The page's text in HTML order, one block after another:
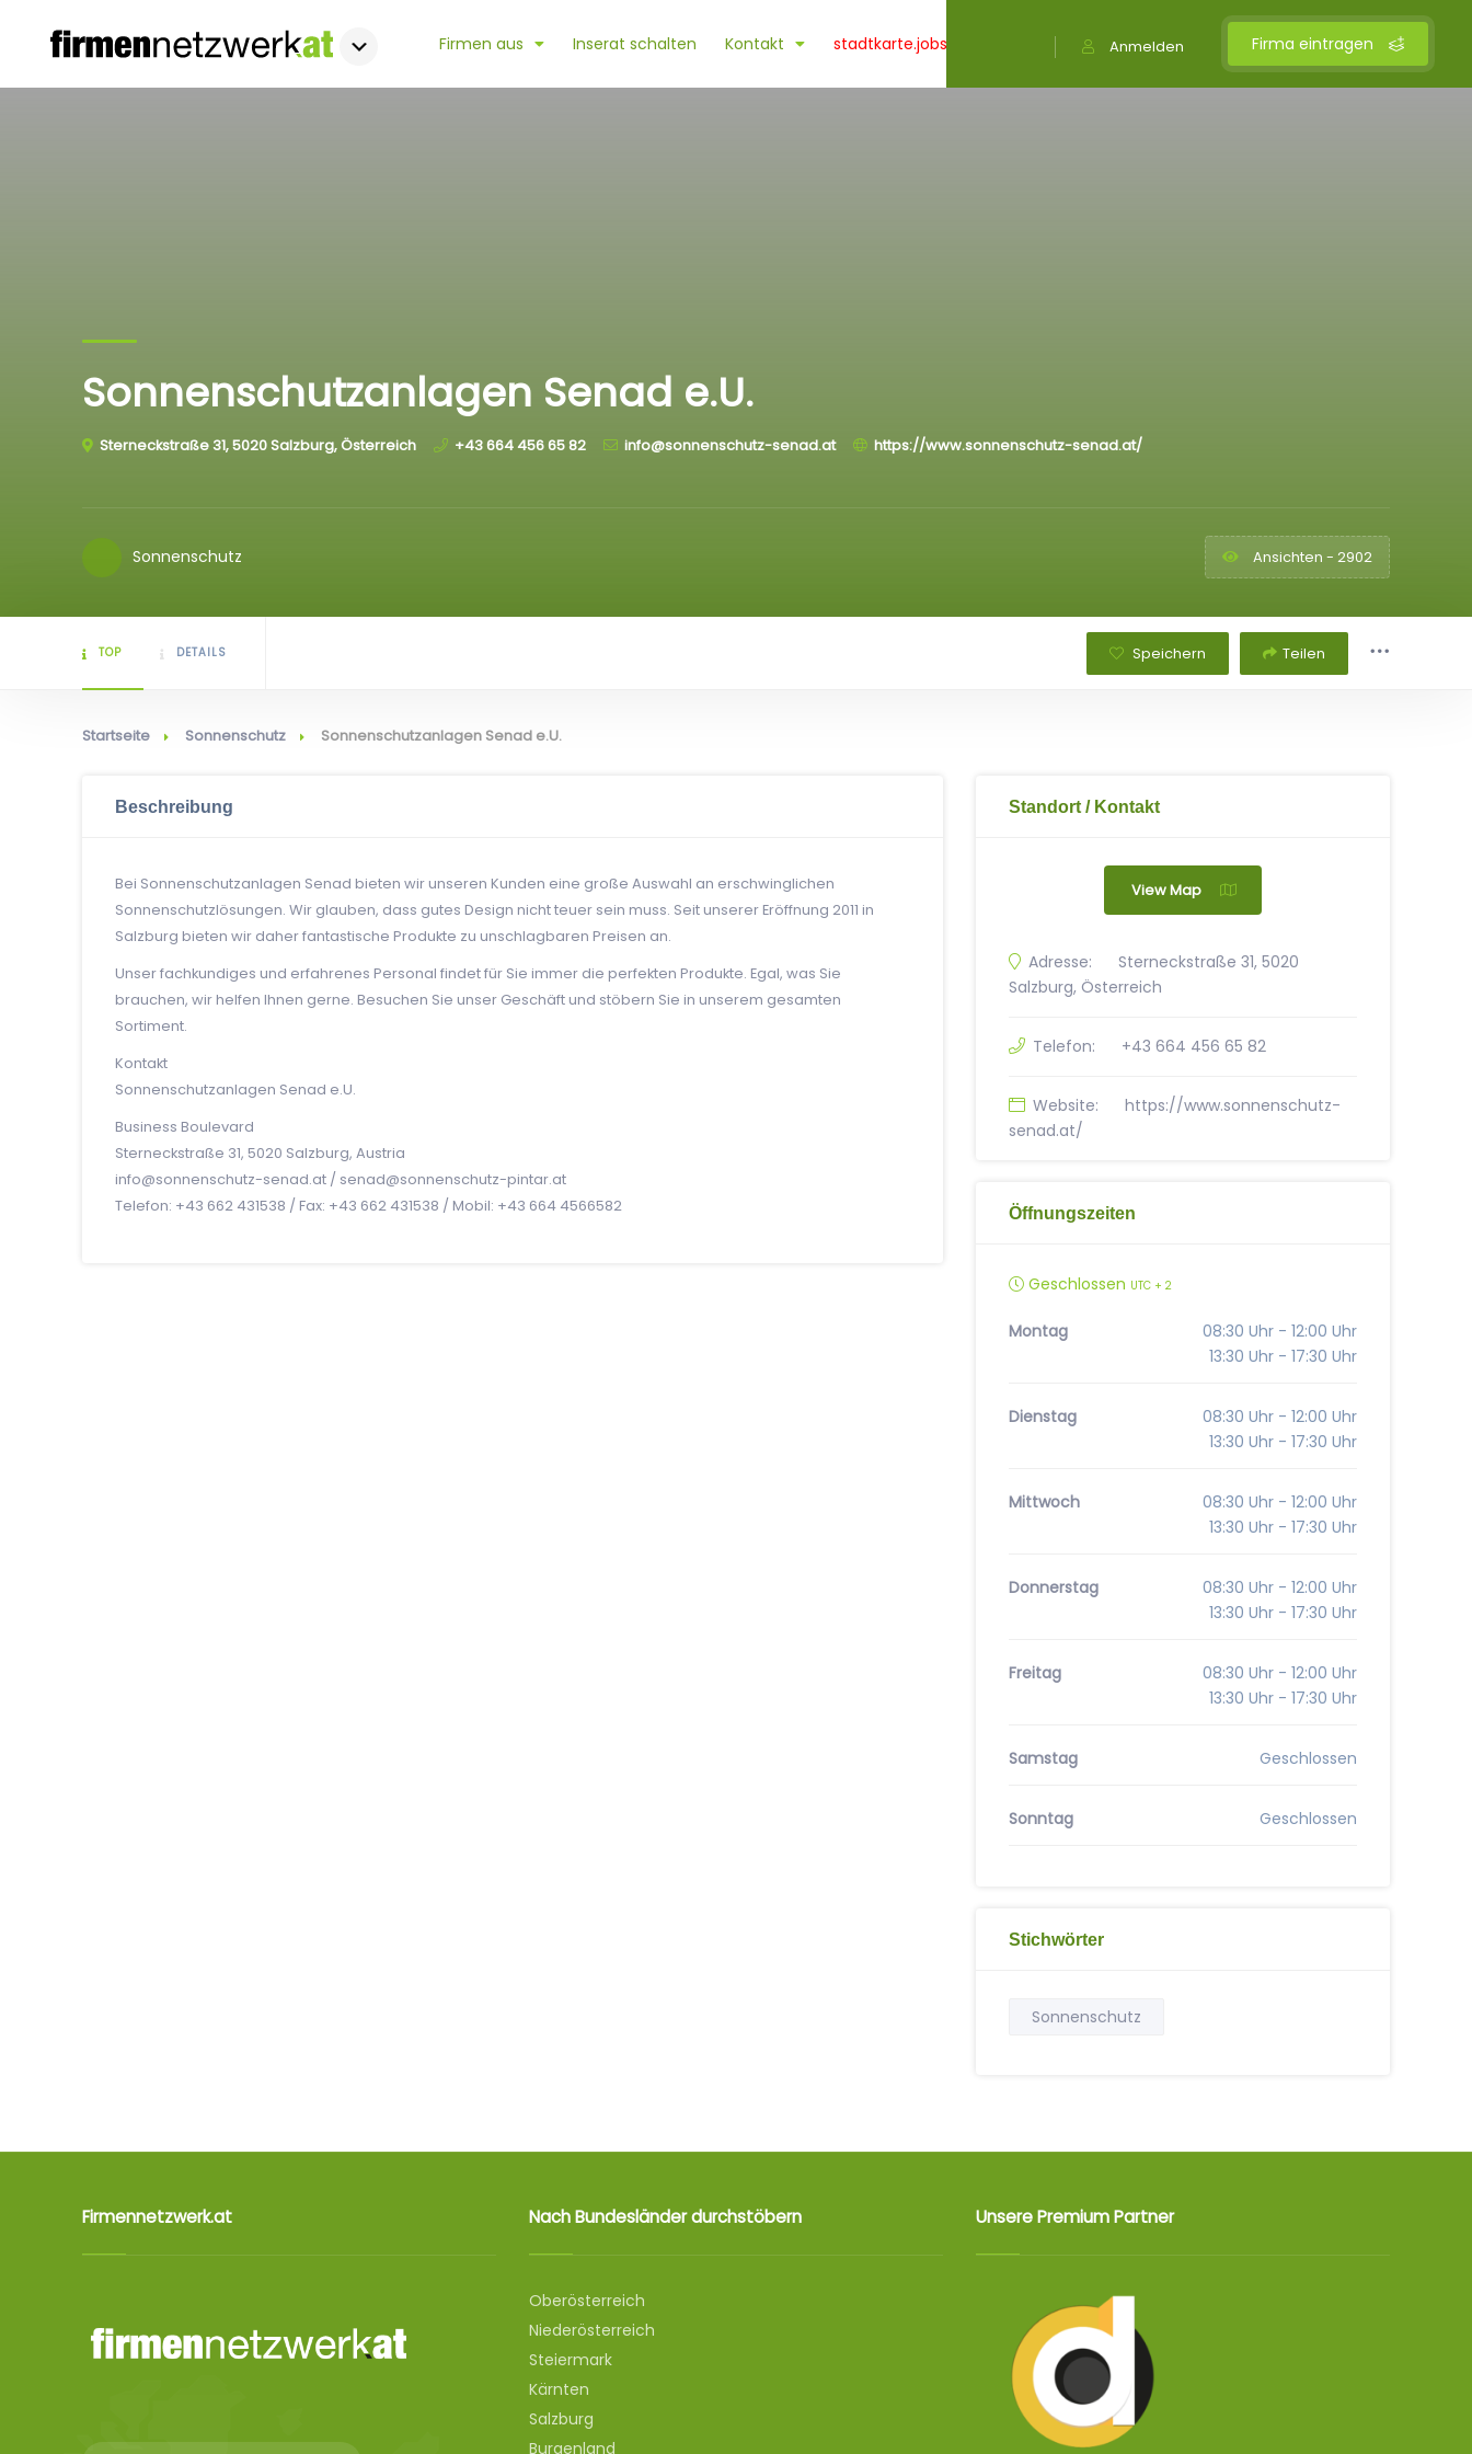
Firma eintragen
Anmelden
Firmen aus Inserat schalten Kontakt stadtkarte.jobs
Sonnenschutzanlagen Senad e.U.
Sterneckstraße 31, 5020 Salzburg, Österreich +43 664 456 65 82 info@sonnenschutz-senad.at https://www.sonnenschutz-senad.at/
Sonnenschutz Ansichten - 2902
TOP DETAILS Speichern Teilen
Startseite Sonnenschutz Sonnenschutzanlagen Senad e.U.
Beschreibung
Bei Sonnenschutzanlagen Senad bieten wir unseren Kunden eine große Auswahl an erschwinglichen
Sonnenschutzlösungen. Wir glauben, dass gutes Design nicht teuer sein muss. Seit unserer Eröffnung 2011 in
Salzburg bieten wir daher fantastische Produkte zu unschlagbaren Preisen an.
Unser fachkundiges und erfahrenes Personal findet für Sie immer die perfekten Produkte. Egal, was Sie
brauchen, wir helfen Ihnen gerne. Besuchen Sie unser Geschäft und stöbern Sie in unserem gesamten
Sortiment.
Kontakt
Sonnenschutzanlagen Senad e.U.
Business Boulevard
Sterneckstraße 31, 5020 Salzburg, Austria
info@sonnenschutz-senad.at / senad@sonnenschutz-pintar.at
Telefon: +43 662 431538 / Fax: +43 662 431538 / Mobil: +43 664 4566582
Standort / Kontakt
View Map
Adresse:
Sterneckstraße 31, 5020
Salzburg, Österreich
Telefon: +43 664 456 65 82
Website:
https://www.sonnenschutz-
senad.at/
Öffnungszeiten
Geschlossen UTC + 2
Montag
08:30 Uhr - 12:00 Uhr
13:30 Uhr - 17:30 Uhr
Dienstag
08:30 Uhr - 12:00 Uhr
13:30 Uhr - 17:30 Uhr
Mittwoch
08:30 Uhr - 12:00 Uhr
13:30 Uhr - 17:30 Uhr
Donnerstag
08:30 Uhr - 12:00 Uhr
13:30 Uhr - 17:30 Uhr
Freitag
08:30 Uhr - 12:00 Uhr
13:30 Uhr - 17:30 Uhr
Samstag Geschlossen
Sonntag Geschlossen
Stichwörter
Sonnenschutz
Firmennetzwerk.at Nach Bundesländer durchstöbern
Oberösterreich
Niederösterreich
Steiermark
Kärnten
Salzburg
Burgenland
Unsere Premium Partner